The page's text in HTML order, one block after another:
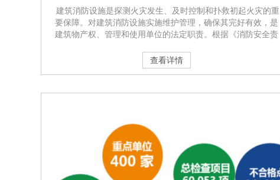
建筑消防设施是探测火灾发生、及时控制和扑救初起火灾的重
要保障。对建筑消防设施实施维护管理，确保其完好有效，是
建筑物产权、管理和使用单位的法定职责。根据《消防安全责
消防技术服务机构每月对消防设施进行维护保养，并保留维护
保养记录。通过委托专业的消防技术服务机构对建筑消防 设施
有效，在火灾发生时发挥应有的作 用，减少或避免···
查看详情